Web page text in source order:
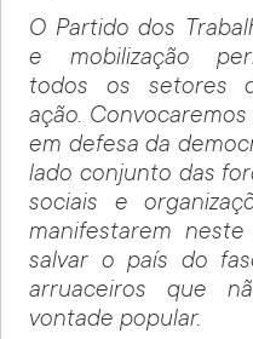
O Partido dos
e mobilização
todos os setores
ação.
em defesa da
lado conjunto das
sociais e
manifestarem
salvar o país do
arruaceiros que
vontade popular.